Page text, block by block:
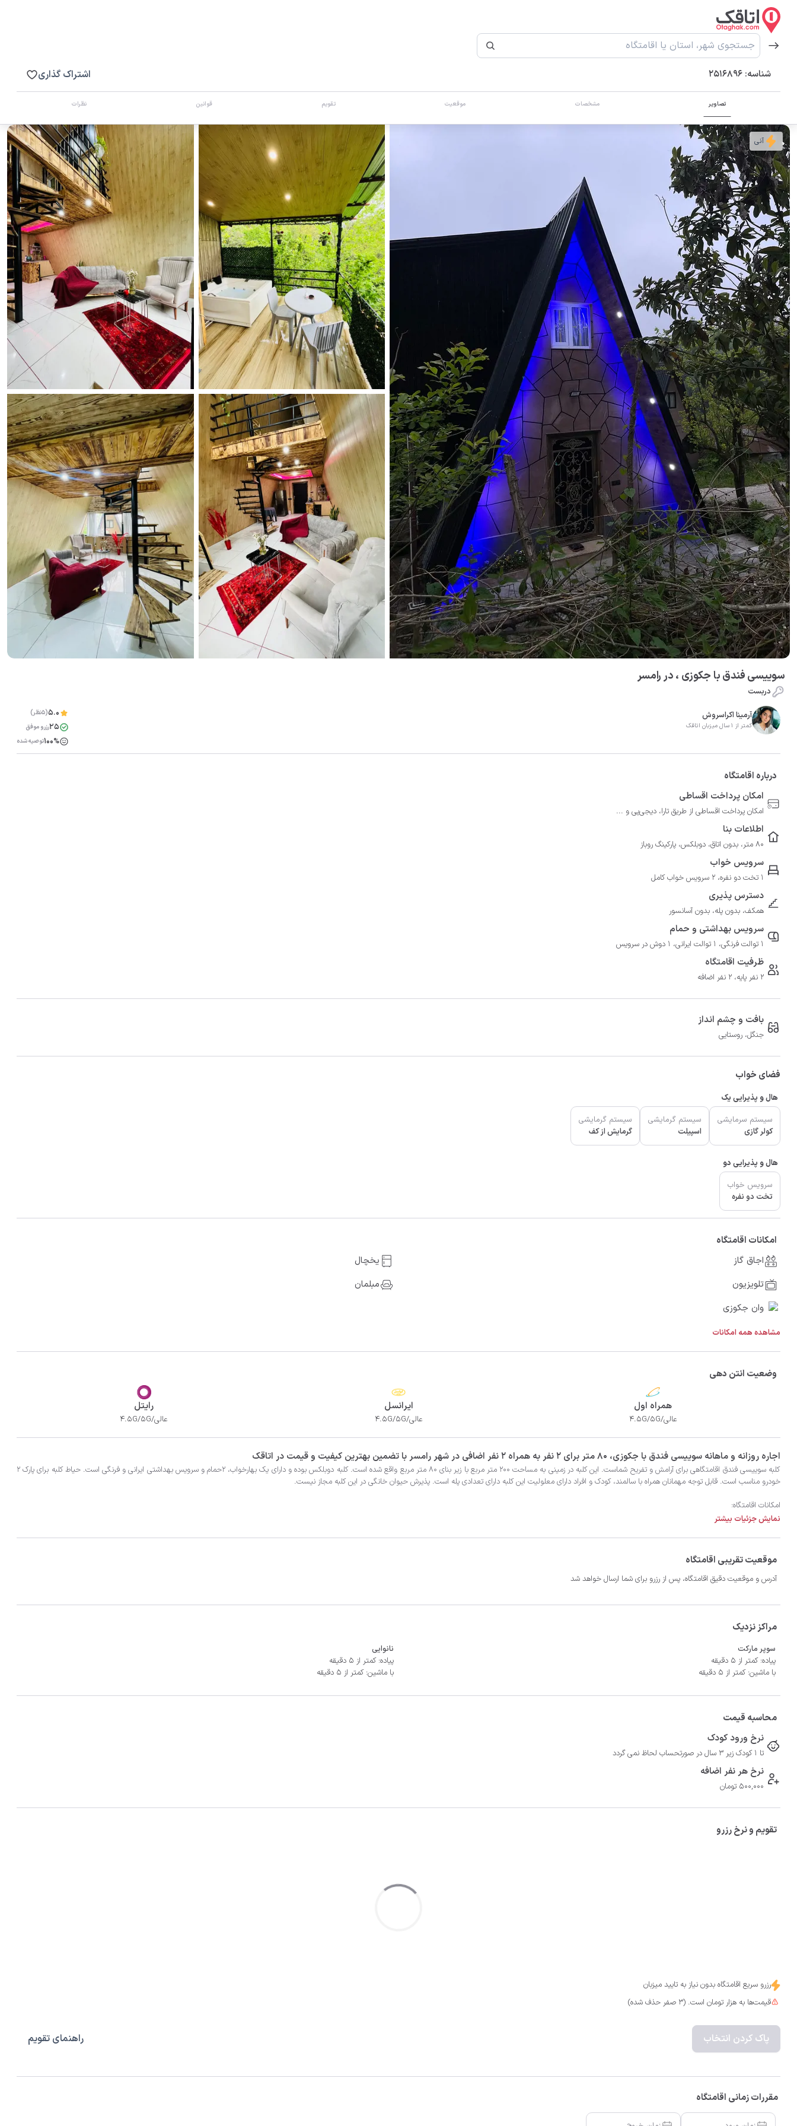
شناسه: 2516896
تصاویر مشخصات موقعیت تقویم قوانین نظرات
اشتراک گذاری
آنی
سوییسی فندق با جکوزی ، در رامسر
دربست
آرمینا اکراسروش
کمتر از 1 سال میزبان اتاقک
5.0(5نظر)
25رزرو موفق
100%توصیه شده
درباره اقامتگاه
امکان پرداخت اقساطی
امکان پرداخت اقساطی از طریق تارا، دیجی‌پی و ...
اطلاعات بنا
80 متر، بدون اتاق، دوبلکس، پارکینگ روباز
سرویس خواب
1 تخت دو نفره، 2 سرویس خواب کامل
دسترس پذیری
همکف، بدون پله، بدون آسانسور
سرویس بهداشتی و حمام
1 توالت فرنگی، 1 توالت ایرانی، 1 دوش در سرویس
ظرفیت اقامتگاه
2 نفر پایه، 2 نفر اضافه
بافت و چشم انداز
جنگل، روستایی
فضای خواب
هال و پذیرایی یک
سیستم سرمایشی
کولر گازی
سیستم گرمایشی
اسپیلت
سیستم گرمایشی
گرمایش از کف
هال و پذیرایی دو
سرویس خواب
تخت دو نفره
امکانات اقامتگاه
اجاق گاز
یخچال
تلویزیون
مبلمان
وان جکوزی
مشاهده همه امکانات
وضعیت انتن دهی
همراه اول
عالی/4.5G/5G
ایرانسل
عالی/4.5G/5G
رایتل
عالی/4.5G/5G
‫‫اجاره روزانه و ماهانه سوییسی فندق با جکوزی، 80 متر برای 2 نفر به همراه 2 نفر اضافی در شهر رامسر با تضمین بهترین کیفیت و قیمت در اتاقک
-جکوزی در تراس با ویو جنگل
نمایش جزئیات بیشتر
موقعیت تقریبی اقامتگاه
آدرس و موقعیت دقیق اقامتگاه، پس از رزرو برای شما ارسال خواهد شد
مراکز نزدیک
سوپر مارکت
پیاده: کمتر از 5 دقیقه
با ماشین: کمتر از 5 دقیقه
نانوایی
پیاده: کمتر از 5 دقیقه
با ماشین: کمتر از 5 دقیقه
محاسبه قیمت
نرخ ورود کودک
تا 1 کودک زیر 3 سال در صورتحساب لحاظ نمی گردد
نرخ هر نفر اضافه
500,000 تومان
تقویم و نرخ رزرو
رزرو سریع اقامتگاه بدون نیاز به تایید میزبان
قیمت‌ها به هزار تومان است. (3 صفر حذف شده)
پاک کردن انتخاب راهنمای تقویم
مقررات زمانی اقامتگاه